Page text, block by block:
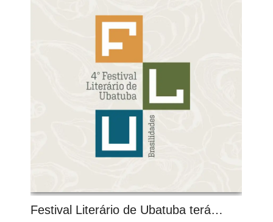
Festival Literário de Ubatuba terá…